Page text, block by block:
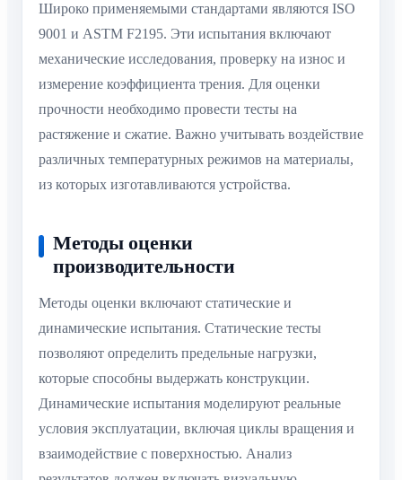
Широко применяемыми стандартами являются ISO
9001 и ASTM F2195. Эти испытания включают
механические исследования, проверку на износ и
измерение коэффициента трения. Для оценки
прочности необходимо провести тесты на
растяжение и сжатие. Важно учитывать воздействие
различных температурных режимов на материалы,
из которых изготавливаются устройства.
Методы оценки
производительности
Методы оценки включают статические и
динамические испытания. Статические тесты
позволяют определить предельные нагрузки,
которые способны выдержать конструкции.
Динамические испытания моделируют реальные
условия эксплуатации, включая циклы вращения и
взаимодействие с поверхностью. Анализ